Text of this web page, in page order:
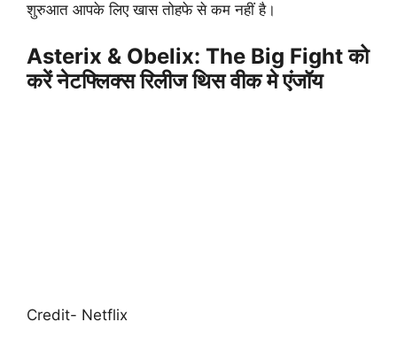
शुरुआत आपके लिए खास तोहफे से कम नहीं है।
Asterix & Obelix: The Big Fight को
करें नेटफ्लिक्स रिलीज थिस वीक मे एंजॉय
Credit- Netflix